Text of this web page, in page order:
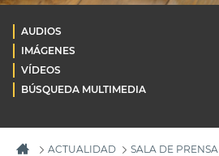
AUDIOS
IMÁGENES
VÍDEOS
BÚSQUEDA MULTIMEDIA
ACTUALIDAD
SALA DE PRENSA